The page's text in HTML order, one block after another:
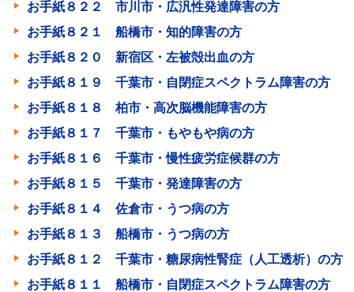
お手紙８２２ 市川市・広汎性発達障害の方
お手紙８２１ 船橋市・知的障害の方
お手紙８２０ 新宿区・左被殻出血の方
お手紙８１９ 千葉市・自閉症スペクトラム障害の方
お手紙８１８ 柏市・高次脳機能障害の方
お手紙８１７ 千葉市・もやもや病の方
お手紙８１６ 千葉市・慢性疲労症候群の方
お手紙８１５ 千葉市・発達障害の方
お手紙８１４ 佐倉市・うつ病の方
お手紙８１３ 船橋市・うつ病の方
お手紙８１２ 千葉市・糖尿病性腎症（人工透析）の方
お手紙８１１ 船橋市・自閉症スペクトラム障害の方